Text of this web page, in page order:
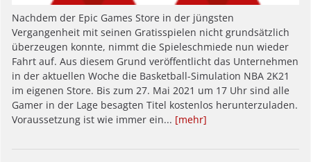
Nachdem der Epic Games Store in der jüngsten
Vergangenheit mit seinen Gratisspielen nicht grundsätzlich
überzeugen konnte, nimmt die Spieleschmiede nun wieder
Fahrt auf. Aus diesem Grund veröffentlicht das Unternehmen
in der aktuellen Woche die Basketball-Simulation NBA 2K21
im eigenen Store. Bis zum 27. Mai 2021 um 17 Uhr sind alle
Gamer in der Lage besagten Titel kostenlos herunterzuladen.
Voraussetzung ist wie immer ein... [mehr]